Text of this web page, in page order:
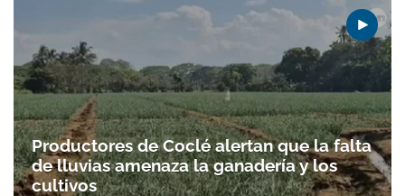
Productores de Coclé alertan que la falta
de lluvias amenaza la ganadería y los
cultivos